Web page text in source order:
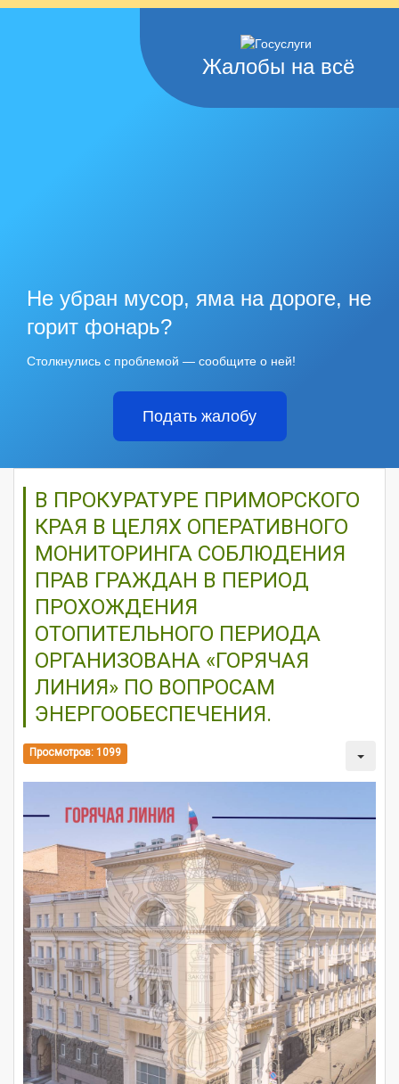
Жалобы на всё
Не убран мусор, яма на дороге, не
горит фонарь?
Столкнулись с проблемой — сообщите о ней!
Подать жалобу
В ПРОКУРАТУРЕ ПРИМОРСКОГО
КРАЯ В ЦЕЛЯХ ОПЕРАТИВНОГО
МОНИТОРИНГА СОБЛЮДЕНИЯ
ПРАВ ГРАЖДАН В ПЕРИОД
ПРОХОЖДЕНИЯ
ОТОПИТЕЛЬНОГО ПЕРИОДА
ОРГАНИЗОВАНА «ГОРЯЧАЯ
ЛИНИЯ» ПО ВОПРОСАМ
ЭНЕРГООБЕСПЕЧЕНИЯ.
Просмотров: 1099